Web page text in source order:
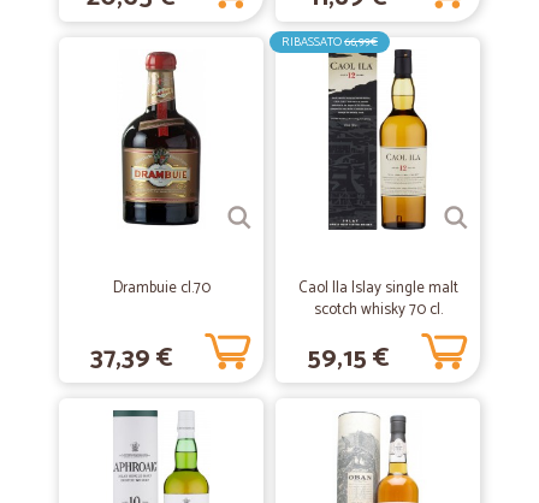
Precisi e veloci
Tutto arrivato con velocità e nei tempi stabiliti
—Alice G.
la merce è arrivata in eccellente stato…
la merce è arrivata in eccellente stato e con tempistiche perfette
18/06/2020
Tiziana B.
La merce è arrivata con perfetta puntualità, in un pacco ben
confezionato che l'ha riparata da eventuali danni. Il prodotto
corrisponde in pieno alla descrizione e quindi è completamente
soddisfacente.
—Massimo M.
Drambuie cl.70
37,39 €
RIBASSATO66,99€
Caol Ila Islay single malt
scotch whisky 70 cl.
59,15 €